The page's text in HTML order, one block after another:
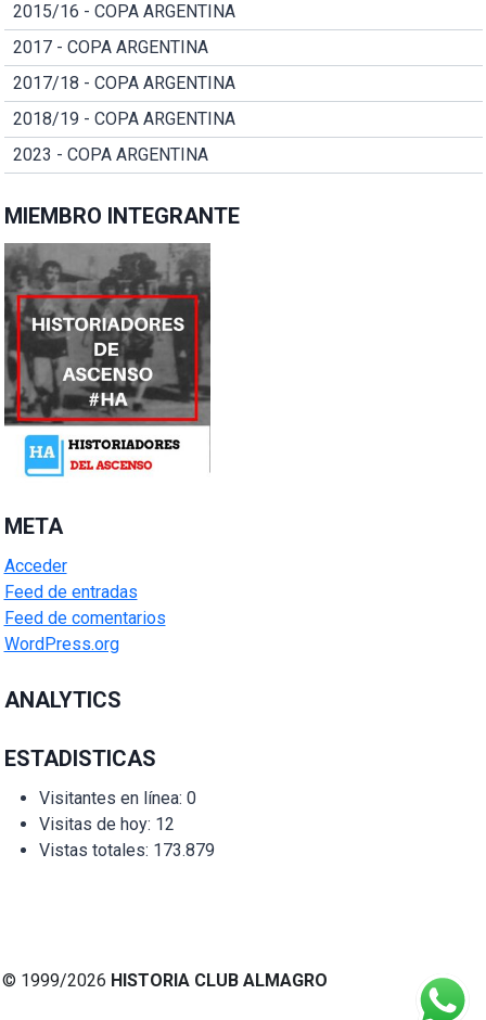
2015/16 - COPA ARGENTINA
2017 - COPA ARGENTINA
2017/18 - COPA ARGENTINA
2018/19 - COPA ARGENTINA
2023 - COPA ARGENTINA
MIEMBRO INTEGRANTE
META
Acceder
Feed de entradas
Feed de comentarios
WordPress.org
ANALYTICS
ESTADISTICAS
Visitantes en línea: 0
Visitas de hoy: 12
Vistas totales: 173.879
© 1999/2026 HISTORIA CLUB ALMAGRO